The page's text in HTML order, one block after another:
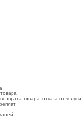
товара, отказа от услуги